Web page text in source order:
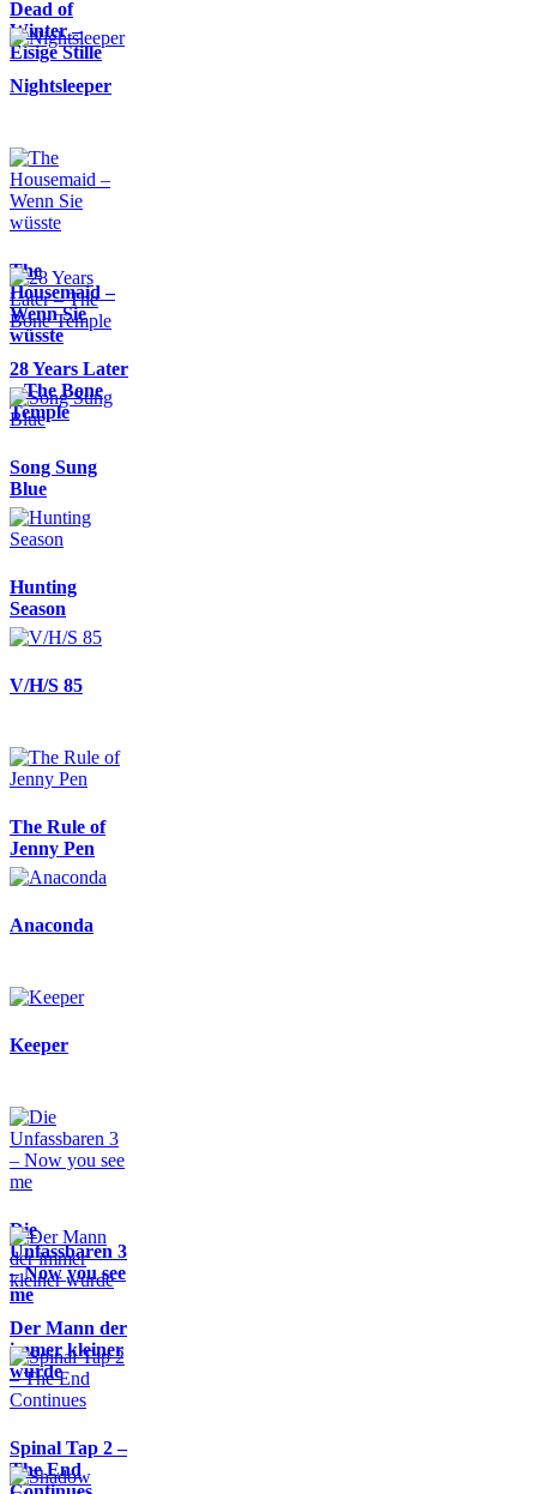
Dead of
Winter –
Eisige Stille
Nightsleeper
The
Housemaid –
Wenn Sie
wüsste
28 Years Later
– The Bone
Temple
Song Sung
Blue
Hunting
Season
V/H/S 85
The Rule of
Jenny Pen
Anaconda
Keeper
Die
Unfassbaren 3
– Now you see
me
Der Mann der
immer kleiner
wurde
Spinal Tap 2 –
The End